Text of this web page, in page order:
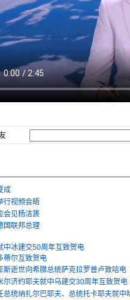
成
行视频会晤
会见杨洁篪
国联邦总理
中冰建交50周年互致贺电
蒂尔互致贺电
斯逝世向希腊总统萨克拉罗普卢致唁电
尔济约耶夫就中乌建交30周年互致贺电
总统纳扎尔巴耶夫、总统托卡耶夫就中